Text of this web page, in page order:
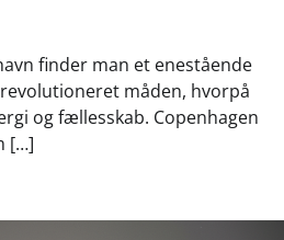
finder man et enestående
måden, hvorpå
og fællesskab. Copenhagen
[…]